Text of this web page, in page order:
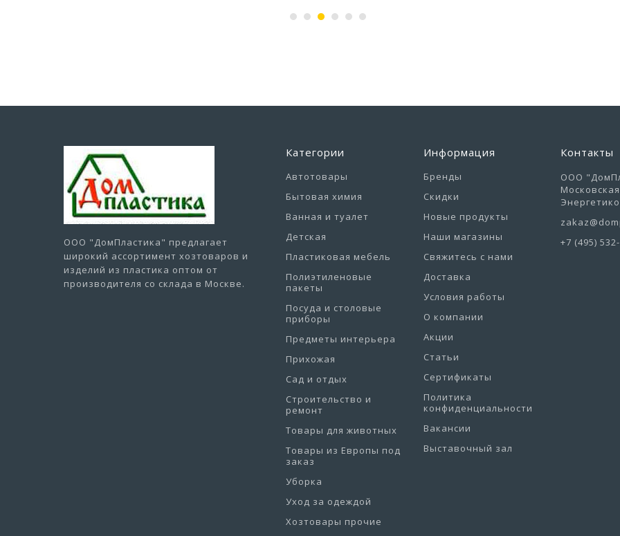
ООО "ДомПластика" предлагает
широкий ассортимент хозтоваров и
изделий из пластика оптом от
производителя со склада в Москве.
Категории
Автотовары
Бытовая химия
Ванная и туалет
Детская
Пластиковая мебель
Полиэтиленовые
пакеты
Посуда и столовые
приборы
Предметы интерьера
Прихожая
Сад и отдых
Строительство и
ремонт
Товары для животных
Товары из Европы под
заказ
Уборка
Уход за одеждой
Хозтовары прочие
Информация
Бренды
Скидки
Новые продукты
Наши магазины
Свяжитесь с нами
Доставка
Условия работы
О компании
Акции
Статьи
Сертификаты
Политика
конфиденциальности
Вакансии
Выставочный зал
Контакты
ООО
+7 (495)